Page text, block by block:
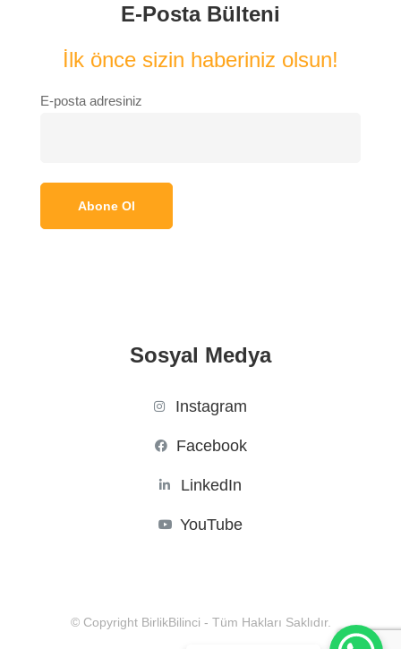
E-Posta Bülteni
İlk önce sizin haberiniz olsun!
E-posta adresiniz
Sosyal Medya
Instagram
Facebook
LinkedIn
YouTube
© Copyright BirlikBilinci - Tüm Hakları Saklıdır.